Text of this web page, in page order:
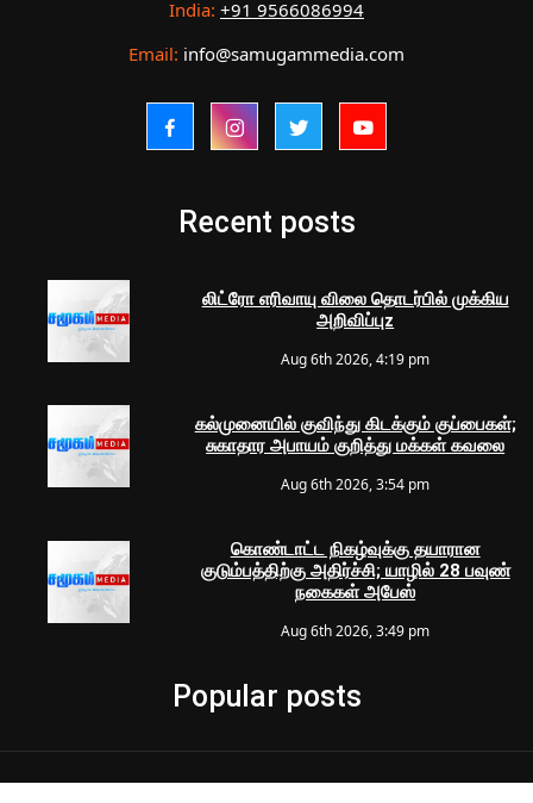
India: +91 9566086994
Email: info@samugammedia.com
Recent posts
லிட்ரோ எரிவாயு விலை தொடர்பில் முக்கிய
அறிவிப்புz
Aug 6th 2026, 4:19 pm
கல்முனையில் குவிந்து கிடக்கும் குப்பைகள்;
சுகாதார அபாயம் குறித்து மக்கள் கவலை
Aug 6th 2026, 3:54 pm
கொண்டாட்ட நிகழ்வுக்கு தயாரான
குடும்பத்திற்கு அதிர்ச்சி; யாழில் 28 பவுண்
நகைகள் அபேஸ்
Aug 6th 2026, 3:49 pm
Popular posts